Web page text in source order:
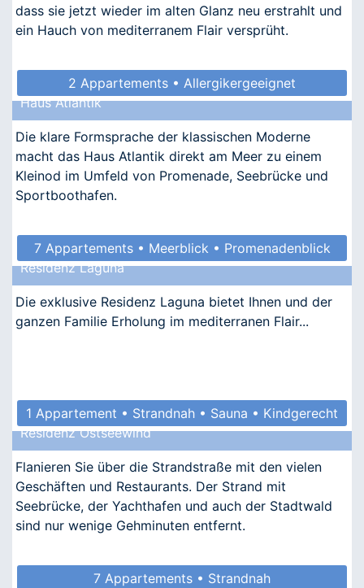
dass sie jetzt wieder im alten Glanz neu erstrahlt und
ein Hauch von mediterranem Flair versprüht.
2 Appartements • Allergikergeeignet
Haus Atlantik
Die klare Formsprache der klassischen Moderne
macht das Haus Atlantik direkt am Meer zu einem
Kleinod im Umfeld von Promenade, Seebrücke und
Sportboothafen.
7 Appartements • Meerblick • Promenadenblick
• Kindgerecht • Allergikergeeignet
Residenz Laguna
Die exklusive Residenz Laguna bietet Ihnen und der
ganzen Familie Erholung im mediterranen Flair...
1 Appartement • Strandnah • Sauna • Kindgerecht
• Barrierefrei
Residenz Ostseewind
Flanieren Sie über die Strandstraße mit den vielen
Geschäften und Restaurants. Der Strand mit
Seebrücke, der Yachthafen und auch der Stadtwald
sind nur wenige Gehminuten entfernt.
7 Appartements • Strandnah